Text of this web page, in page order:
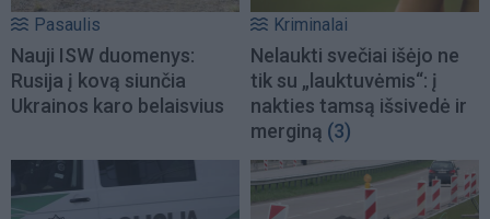
Pasaulis
Nauji ISW duomenys:
Rusija į kovą siunčia
Ukrainos karo belaisvius
Kriminalai
Nelaukti svečiai išėjo ne
tik su „lauktuvėmis“: į
nakties tamsą išsivedė ir
merginą (3)